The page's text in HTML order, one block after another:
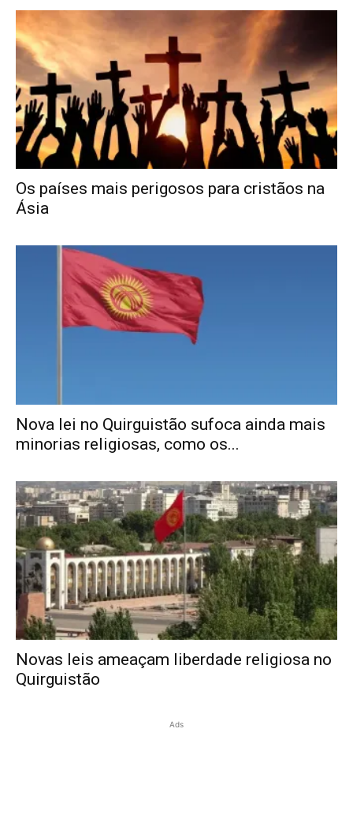
Os países mais perigosos para cristãos na
Ásia
Nova lei no Quirguistão sufoca ainda mais
minorias religiosas, como os...
Novas leis ameaçam liberdade religiosa no
Quirguistão
Ads